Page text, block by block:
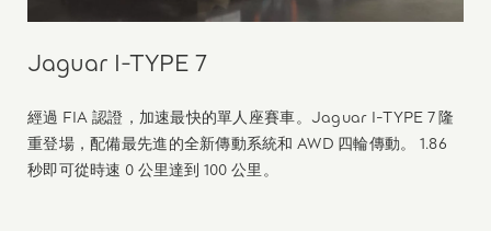
Jaguar I‑TYPE 7
經過 FIA 認證，加速最快的單人座賽車。Jaguar I-TYPE 7 隆
重登場，配備最先進的全新傳動系統和 AWD 四輪傳動。 1.86
秒即可從時速 0 公里達到 100 公里。